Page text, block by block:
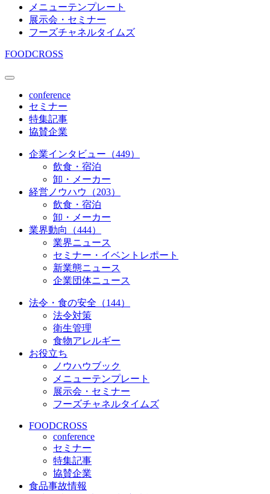
メニューテンプレート
展示会・セミナー
フーズチャネルタイムズ
FOODCROSS
conference
セミナー
特集記事
協賛企業
企業インタビュー（449）
飲食・宿泊
卸・メーカー
経営ノウハウ（203）
飲食・宿泊
卸・メーカー
業界動向（444）
業界ニュース
セミナー・イベントレポート
新業態ニュース
企業団体ニュース
法令・食の安全（144）
法令対策
衛生管理
食物アレルギー
お役立ち
ノウハウブック
メニューテンプレート
展示会・セミナー
フーズチャネルタイムズ
FOODCROSS
conference
セミナー
特集記事
協賛企業
食品事故情報